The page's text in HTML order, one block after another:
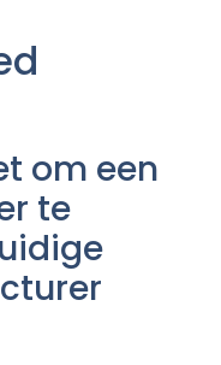
om een
te